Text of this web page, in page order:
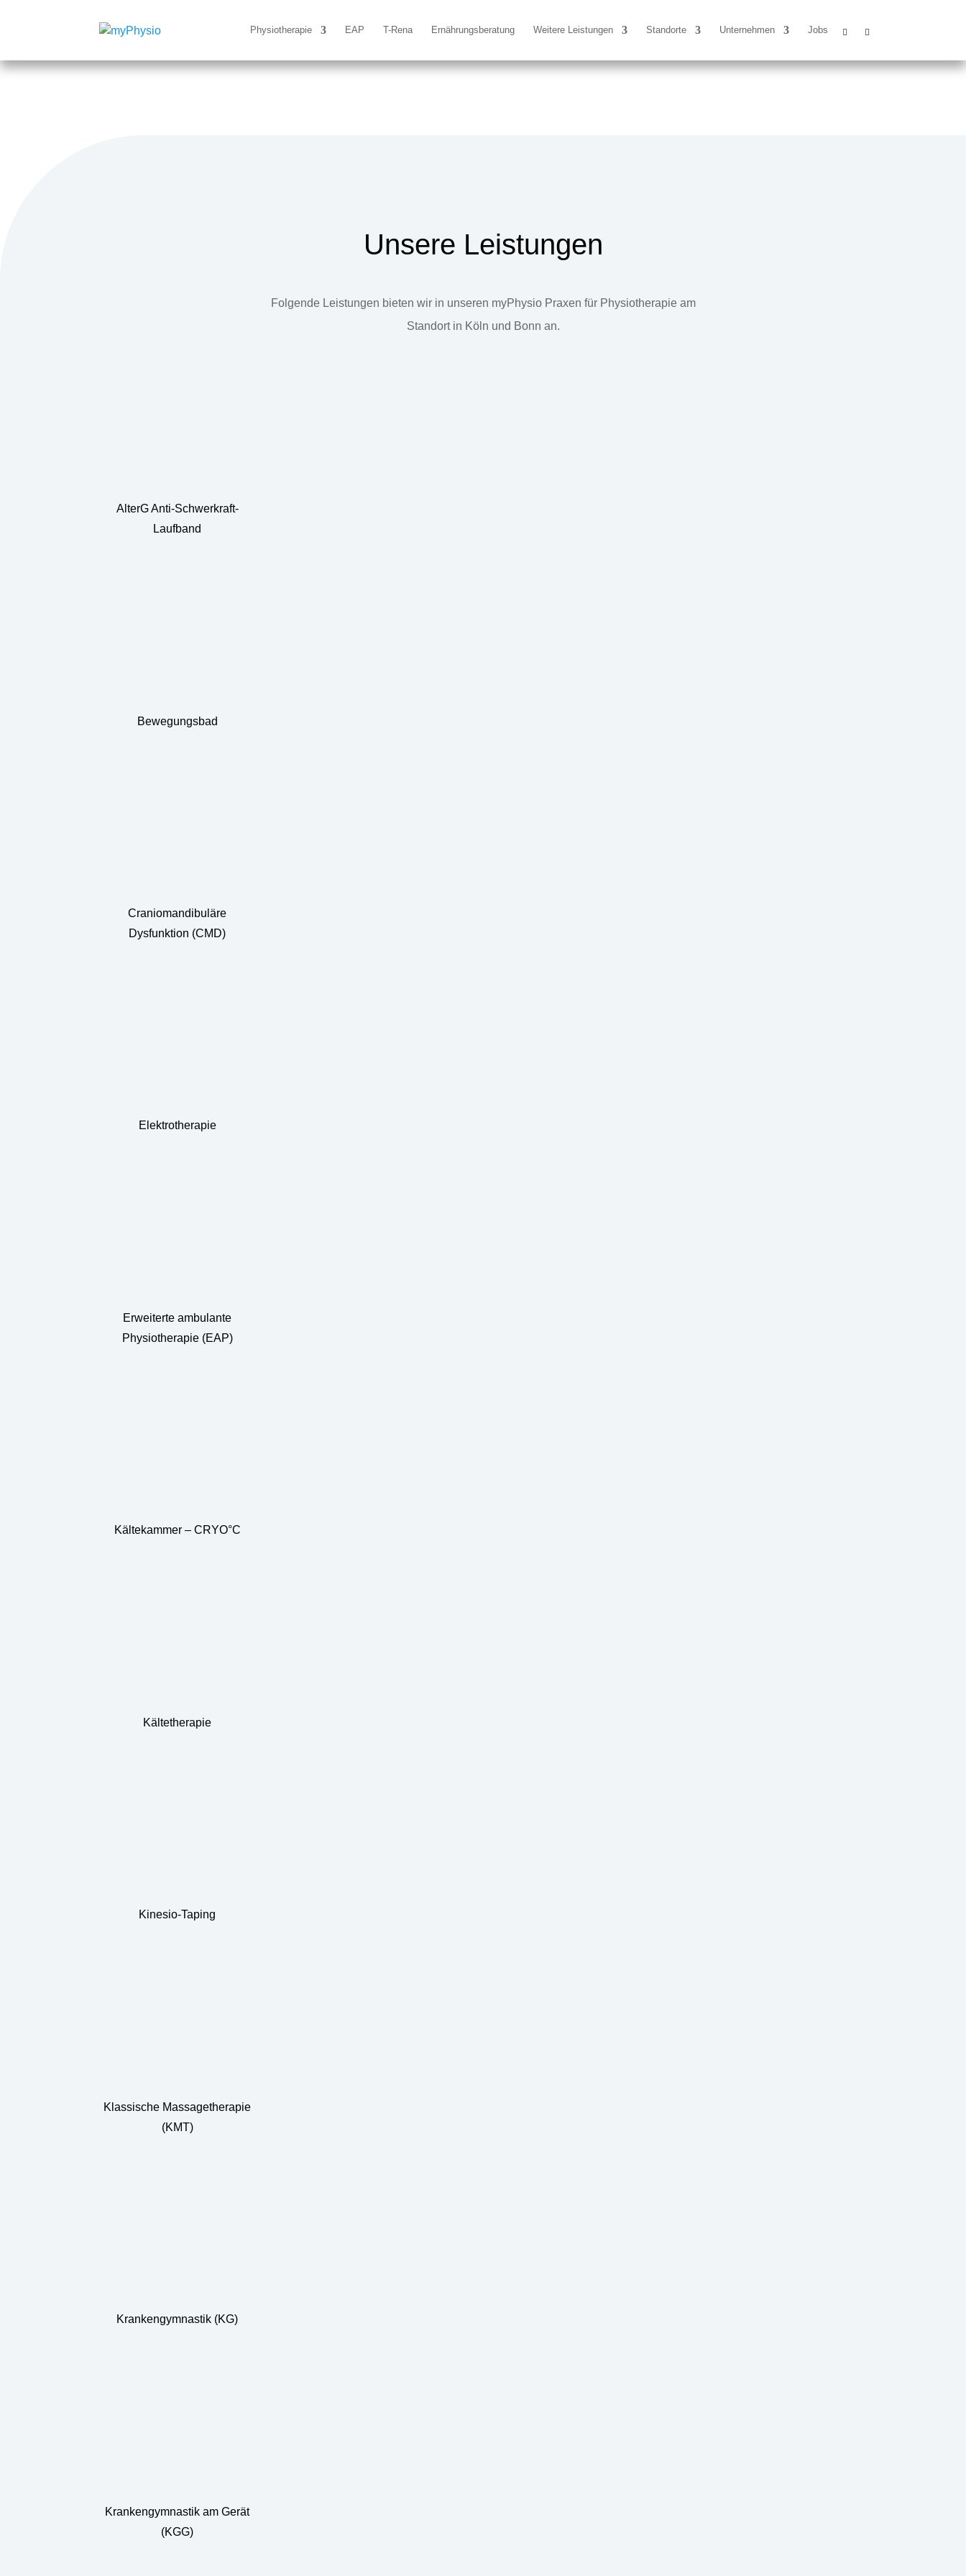
Physiotherapie EAP T-Rena Ernährungsberatung Weitere Leistungen Standorte Unternehmen Jobs
Unsere Leistungen
Folgende Leistungen bieten wir in unseren myPhysio Praxen für Physiotherapie am
Standort in Köln und Bonn an.
AlterG Anti-Schwerkraft-
Laufband
Bewegungsbad
Craniomandibuläre
Dysfunktion (CMD)
Elektrotherapie
Erweiterte ambulante
Physiotherapie (EAP)
Kältekammer – CRYO°C
Kältetherapie
Kinesio-Taping
Klassische Massagetherapie
(KMT)
Krankengymnastik (KG)
Krankengymnastik am Gerät
(KGG)